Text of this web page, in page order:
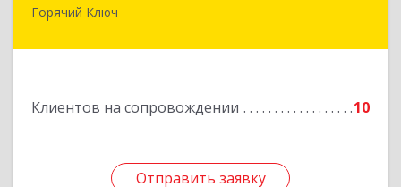
Горячий Ключ
Клиентов на сопровождении 10
Отправить заявку
353290, Краснодарский край, Горячий Ключ г,
Отправить заявку